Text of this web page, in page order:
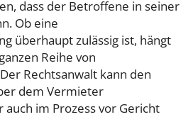
dass der Betroffene in seiner
Ob eine
überhaupt zulässig ist, hängt
Reihe von
Rechtsanwalt kann den
dem Vermieter
im Prozess vor Gericht